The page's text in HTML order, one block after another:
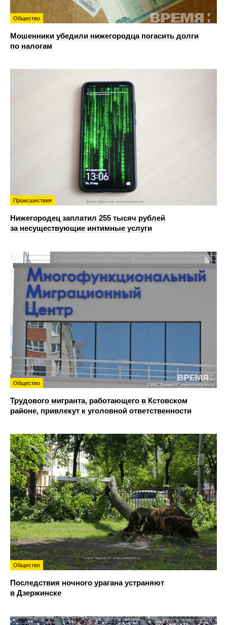
Общество
Мошенники убедили нижегородца погасить долги
по налогам
Происшествия
Нижегородец заплатил 255 тысяч рублей
за несуществующие интимные услуги
Общество
Трудового мигранта, работающего в Кстовском
районе, привлекут к уголовной ответственности
Общество
Последствия ночного урагана устраняют
в Дзержинске